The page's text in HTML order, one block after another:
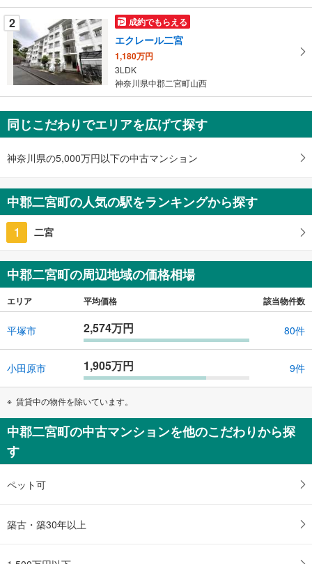
件
を
マ
イ
ー
ジ
に
保
存
る
2 成約でもらえる
エクレール二宮
1,180万円
3LDK
神奈川県中郡二宮町山西
同じこだわりでエリアを広げて探す
神奈川県の5,000万円以下の中古マンション
中郡二宮町の人気の駅をランキングから探す
1 二宮
中郡二宮町の周辺地域の価格相場
エリア 平均価格 該当物件数
平塚市 2,574万円 80件
小田原市 1,905万円 9件
賃貸中の物件を除いています。
中郡二宮町の中古マンションを他のこだわりから探
す
ペット可
築古・築30年以上